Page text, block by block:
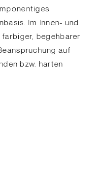
Im Innen- und
begehbarer
auf
bzw. harten